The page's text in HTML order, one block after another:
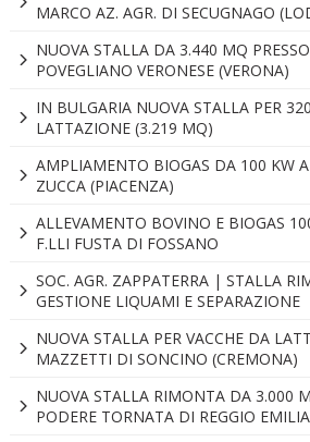
MARCO AZ. AGR. DI SECUGNAGO
NUOVA STALLA DA 3.440 MQ
POVEGLIANO VERONESE (VERONA)
IN BULGARIA NUOVA STALLA PER
LATTAZIONE (3.219 MQ)
AMPLIAMENTO BIOGAS DA 100 KW A
ZUCCA (PIACENZA)
ALLEVAMENTO BOVINO E BIOGAS
F.LLI FUSTA DI FOSSANO
SOC. AGR. ZAPPATERRA | STALLA
GESTIONE LIQUAMI E SEPARAZIONE
NUOVA STALLA PER VACCHE DA
MAZZETTI DI SONCINO (CREMONA)
NUOVA STALLA RIMONTA DA 3.000
PODERE TORNATA DI REGGIO